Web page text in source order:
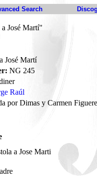
Search
José Martí"
José Martí
NG 245
Raúl
por Dimas y Carmen
a Jose Marti